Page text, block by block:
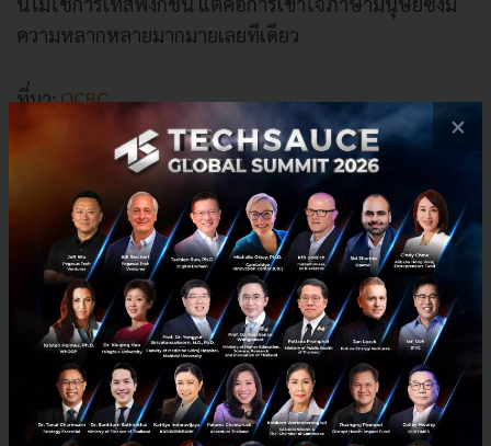
ความหลากหลายมากมายเลยทีเดียว
ที่มา:OCBC
OCBC Chatbot FinTech Innovate Singapore
No comment
×